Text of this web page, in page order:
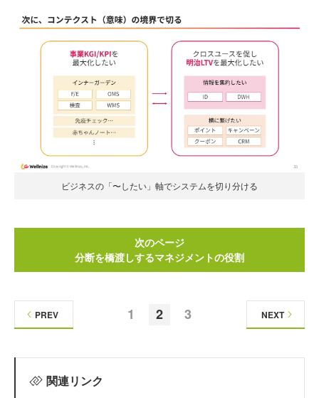
ビジネスの「〜したい」軸でシステムを切り分ける
次のページ
分断を橋渡しするマネジメントの役割
1 2 3
PREV NEXT
関連リンク